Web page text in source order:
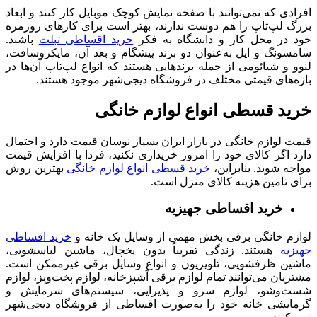
افرادی که نمی‌توانند با صفحه نمایش کوچک موبایل کار کنند و ابعاد
بزرگ لپ‌تاپ را هم دوست ندارند، بهتر است برای کارهای روزمره
خود در محل کار و دانشگاه به فکر
خرید اقساطی تبلت باشند.
سامسونگ و اپل به‌عنوان دو برند پیشگام و بعد آن، مایکروسافت،
لنوو و شیائومی از جمله برندهایی هستند که انواع لپ‌تاپ آن‌ها در
بازه‌های قیمتی مختلف در فروشگاه دیجی‌شهر موجود هستند.
خرید قسطی انواع لوازم خانگی
قیمت لوازم خانگی در بازار ایران بسیار نوسان قیمت دارد و احتمال
دارد اگر کالای خود را امروز خریداری نکنید، فردا با افزایش قیمت
مواجه شوید. بنابراین، خرید قسطی انواع لوازم خانگی بهترین روش
برای تامین هزینه کالای منزل است.
خرید اقساطی جهیزیه
لوازم خانگی برقی بخش مهمی از وسایل یک خانه و خرید اقساطی
جهیزیه
هستند. زندگی تقریباً بدون یخچال، ماشین لباسشویی،
ماشین ظرفشویی، تلویزیون و انواع وسایل برقی غیرممکن است.
مشتریان می‌توانند تمام لوازم برقی آشپزخانه، لوازم پخت‌وپز، لوازم
شست‌وشو، لوازم سرو و پذیرایی، سیستم‌های سرمایش و
گرمایشی خانه خود را به‌صورت اقساطی از فروشگاه دیجی‌شهر